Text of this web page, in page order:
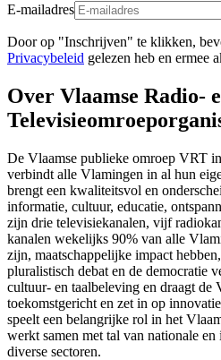
E-mailadres
Door op "Inschrijven" te klikken,
Privacybeleid gelezen heb en ermee
Over Vlaamse Radio-
De Vlaamse publieke omroep VRT
verbindt alle Vlamingen in al hun
brengt een kwaliteitsvol en
informatie, cultuur, educatie,
zijn drie televisiekanalen, vijf
kanalen wekelijks 90% van alle
zijn, maatschappelijke impact
pluralistisch debat en de democratie
cultuur- en taalbeleving en draagt
toekomstgericht en zet in op
speelt een belangrijke rol in het
werkt samen met tal van nationale
diverse sectoren.